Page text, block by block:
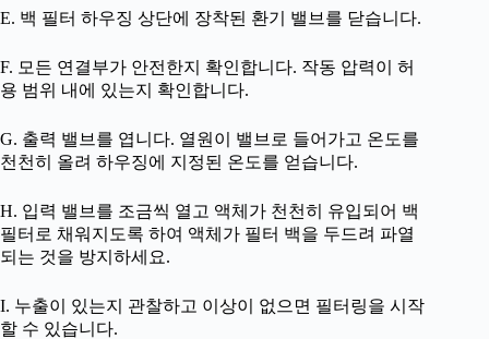
E. 백 필터 하우징 상단에 장착된 환기 밸브를 닫습니다.
F. 모든 연결부가 안전한지 확인합니다. 작동 압력이 허
용 범위 내에 있는지 확인합니다.
G. 출력 밸브를 엽니다. 열원이 밸브로 들어가고 온도를
천천히 올려 하우징에 지정된 온도를 얻습니다.
H. 입력 밸브를 조금씩 열고 액체가 천천히 유입되어 백
필터로 채워지도록 하여 액체가 필터 백을 두드려 파열
되는 것을 방지하세요.
I. 누출이 있는지 관찰하고 이상이 없으면 필터링을 시작
할 수 있습니다.